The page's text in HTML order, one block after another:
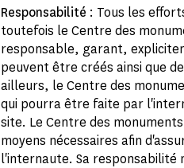
Responsabilité : Tous les
toutefois le Centre des
responsable, garant,
peuvent être créés ainsi que
ailleurs, le Centre des
qui pourra être faite par
site. Le Centre des
moyens nécessaires afin
l'internaute. Sa responsabilité